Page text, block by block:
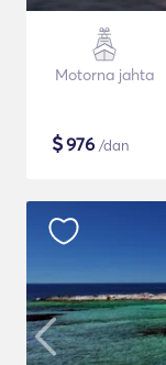
Motorna jahta
$976 /dan